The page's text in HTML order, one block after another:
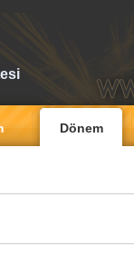
Dönem